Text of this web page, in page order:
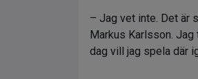
– Jag vet inte. Det är
Markus Karlsson.
dag vill jag spela där